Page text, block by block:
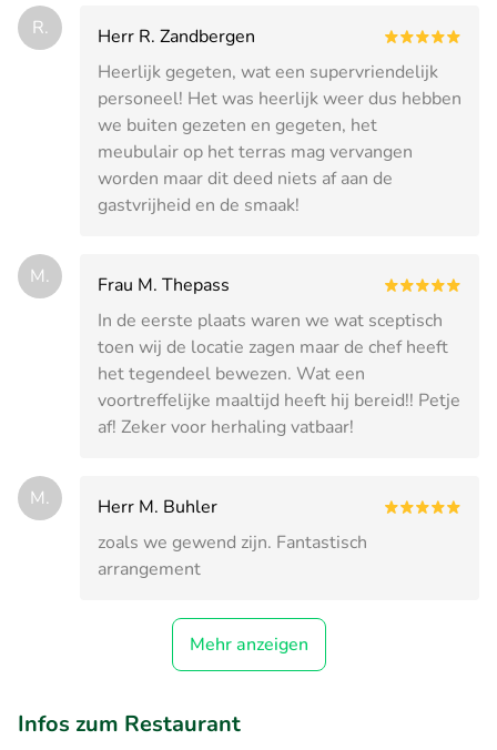
R.
Herr R. Zandbergen
Heerlijk gegeten, wat een supervriendelijk
personeel! Het was heerlijk weer dus hebben
we buiten gezeten en gegeten, het
meubulair op het terras mag vervangen
worden maar dit deed niets af aan de
gastvrijheid en de smaak!
M.
Frau M. Thepass
In de eerste plaats waren we wat sceptisch
toen wij de locatie zagen maar de chef heeft
het tegendeel bewezen. Wat een
voortreffelijke maaltijd heeft hij bereid!! Petje
af! Zeker voor herhaling vatbaar!
M.
Herr M. Buhler
zoals we gewend zijn. Fantastisch
arrangement
Mehr anzeigen
Infos zum Restaurant